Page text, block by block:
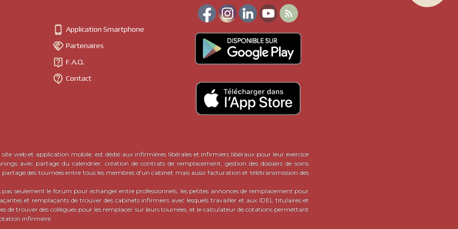
peut également s'agir de matériel nécessaire pour le travail quotidien des IDEL : TLA, sacoche,
de ville et infirmières de ville
- encore une façon de nommer les IDEL - de pouvoiracheter
de confrères et consoeurs avisé·e·s.
annonces entre infirmiers libéraux sur CalendrIDEL
est venue naturellement en se rendant
de demandes de ce type, sur les réseaux sociaux notamment. Désirant faire de CalendrIDEL
il semblait donc indispensable de proposer un tel outil , et qui plus est gratuitement : en effet,
sont riches en possibilités et occasions pour tous les IDEL : et si le bonheur n'est
publier sa propre petite annonce en cliquant ici!
EXPLICATIONS SUR LES ANNONCES
 Application Smartphone
 Partenaires
 F.A.Q.
 Contact

site web et application mobile, est dédié aux infirmières libérales et infirmiers libéraux pour leur exercice
avec partage du calendrier, création de contrats de remplacement, gestion des dossiers de soins
des tournées entre tous les membres d'un cabinet mais aussi facturation et télétransmission des
seulement le forum pour échanger entre professionnels, les petites annonces de remplacement pour
et remplaçants de trouver des cabinets infirmiers avec lesquels travailler et aux IDEL titulaires et
de trouver des collègues pour les remplacer sur leurs tournées, et le calculateur de cotations permettant
infirmière.